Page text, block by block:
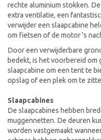
rechte aluminium stokken.
extra ventilatie, een
verwijder een slaapcabine
om fietsen of de motor 's
Door een verwijderbare
bedekt, is het voorbereid om
slaapcabine om een tent te
opslag of een plek om te
Slaapcabines
De slaapcabines hebben
muggennetten. De deuren
worden vastgemaakt